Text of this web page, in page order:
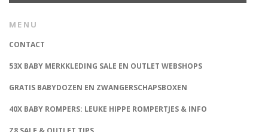
MENU
CONTACT
53X BABY MERKKLEDING SALE EN OUTLET WEBSHOPS
GRATIS BABYDOZEN EN ZWANGERSCHAPSBOXEN
40X BABY ROMPERS: LEUKE HIPPE ROMPERTJES & INFO